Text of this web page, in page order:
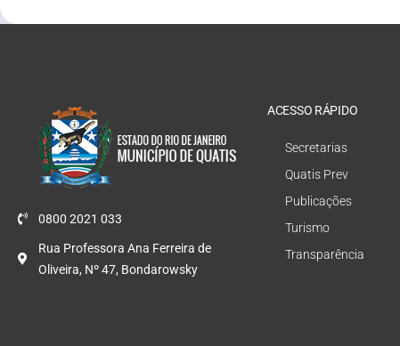
0800 2021 033
Rua Professora Ana Ferreira de
Oliveira, Nº 47, Bondarowsky
ACESSO RÁPIDO
Secretarias
Quatis Prev
Publicações
Turismo
Transparência